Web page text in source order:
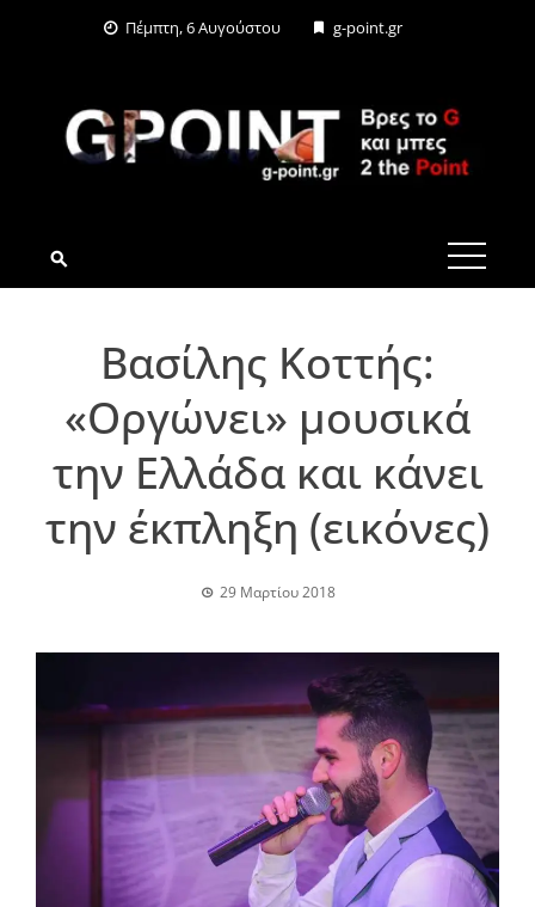
Πέμπτη, 6 Αυγούστου g-point.gr
G-POINT.GR
Βασίλης Κοττής:
«Οργώνει» μουσικά
την Ελλάδα και κάνει
την έκπληξη (εικόνες)
29 Μαρτίου 2018